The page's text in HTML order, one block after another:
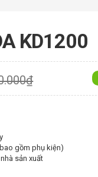
KD1200
gồm phụ kiện)
sản xuất